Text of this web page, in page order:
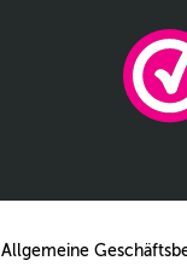
Allgemeine